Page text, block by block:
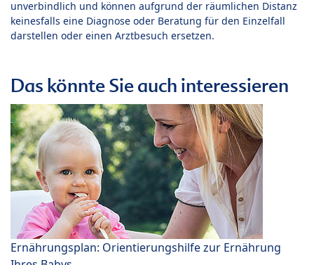
unverbindlich und können aufgrund der räumlichen Distanz
keinesfalls eine Diagnose oder Beratung für den Einzelfall
darstellen oder einen Arztbesuch ersetzen.
Das könnte Sie auch interessieren
Ernährungsplan: Orientierungshilfe zur Ernährung